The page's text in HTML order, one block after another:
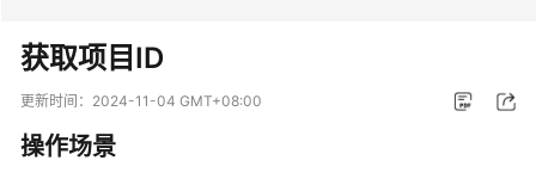
最
新
态
获取项目ID
更新时间： 2024-11-04 GMT+08:00
操作场景